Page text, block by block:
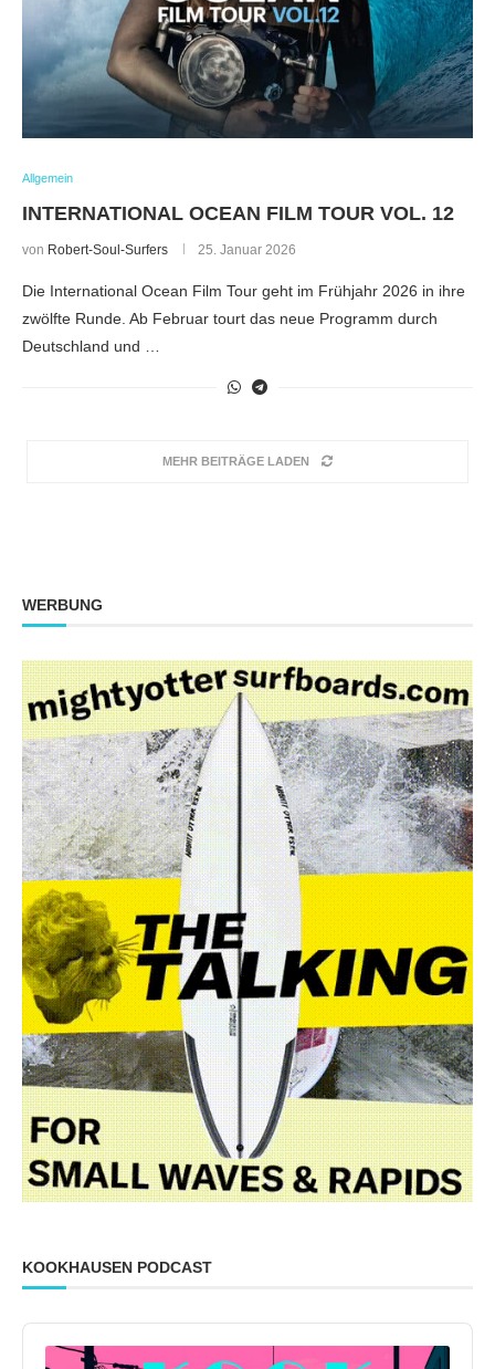
Allgemein
INTERNATIONAL OCEAN FILM TOUR VOL. 12
von Robert-Soul-Surfers 25. Januar 2026
Die International Ocean Film Tour geht im Frühjahr 2026 in ihre
zwölfte Runde. Ab Februar tourt das neue Programm durch
Deutschland und …
MEHR BEITRÄGE LADEN
WERBUNG
KOOKHAUSEN PODCAST
Audio
Player